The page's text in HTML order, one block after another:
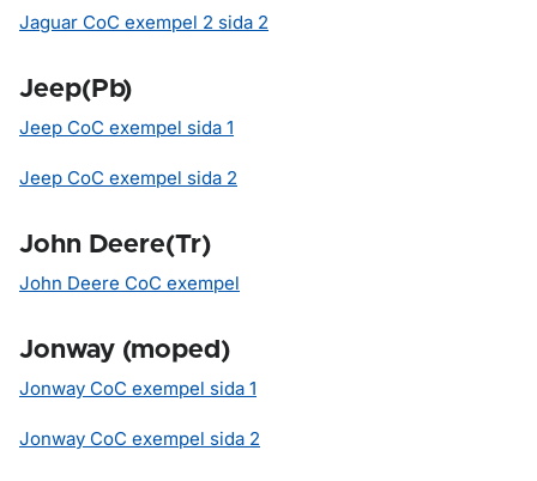
Jaguar CoC exempel 2 sida 2
Jeep(Pb)
Jeep CoC exempel sida 1
Jeep CoC exempel sida 2
John Deere(Tr)
John Deere CoC exempel
Jonway (moped)
Jonway CoC exempel sida 1
Jonway CoC exempel sida 2